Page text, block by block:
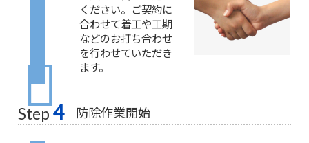
ください。ご契約に
合わせて着工や工期
などのお打ち合わせ
を行わせていただき
ます。
Step 4 防除作業開始